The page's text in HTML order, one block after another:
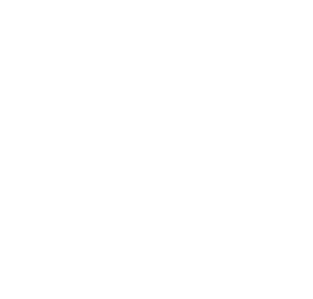
Выставка «… И птичка